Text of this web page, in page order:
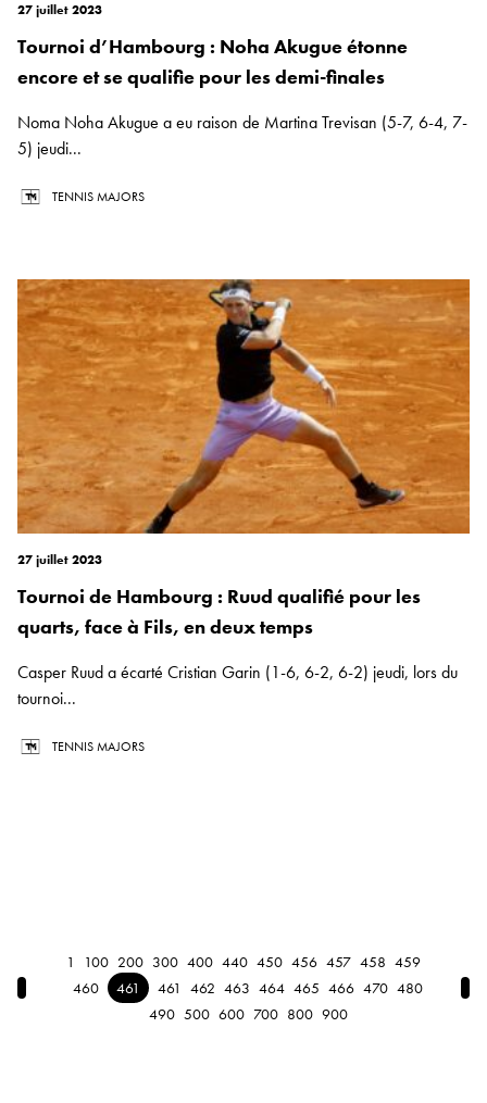
27 juillet 2023
Tournoi d’Hambourg : Noha Akugue étonne
encore et se qualifie pour les demi-finales
Noma Noha Akugue a eu raison de Martina Trevisan (5-7, 6-4, 7-
5) jeudi...
TENNIS MAJORS
27 juillet 2023
Tournoi de Hambourg : Ruud qualifié pour les
quarts, face à Fils, en deux temps
Casper Ruud a écarté Cristian Garin (1-6, 6-2, 6-2) jeudi, lors du
tournoi...
TENNIS MAJORS
← Previous
1 100 200 300 400 440 450 456 457 458 459
460
461 461 462 463 464 465 466 470 480
490 500 600 700 800 900